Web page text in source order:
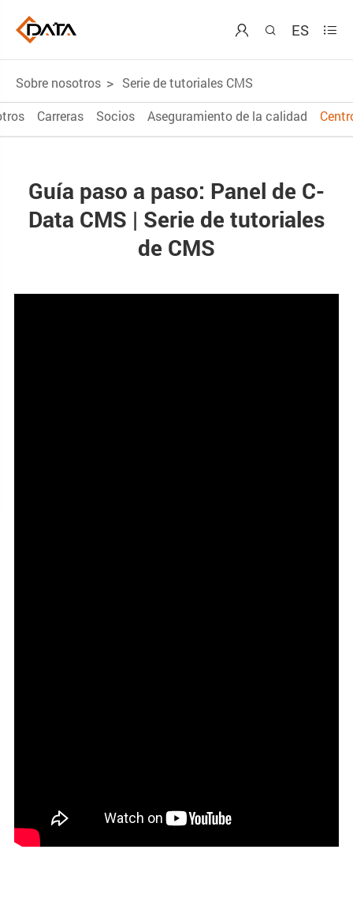
  ES 
Sobre nosotros
Serie de tutoriales CMS
Carreras Socios Aseguramiento de la calidad
Guía paso a paso: Panel de C-
Data CMS | Serie de tutoriales
de CMS